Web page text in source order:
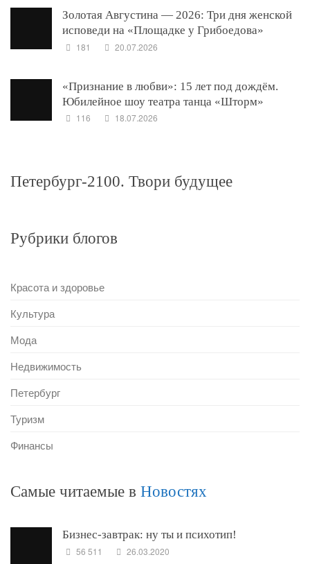
Золотая Августина — 2026: Три дня женской
исповеди на «Площадке у Грибоедова»
181 20.07.2026
«Признание в любви»: 15 лет под дождём.
Юбилейное шоу театра танца «Шторм»
116 18.07.2026
Петербург-2100. Твори будущее
Рубрики блогов
Красота и здоровье
Культура
Мода
Недвижимость
Петербург
Туризм
Финансы
Самые читаемые в Новостях
Бизнес-завтрак: ну ты и психотип!
56 511 26.03.2020